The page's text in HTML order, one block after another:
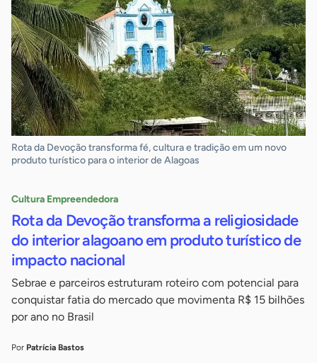
Rota da Devoção transforma fé, cultura e tradição em um novo
produto turístico para o interior de Alagoas
Cultura Empreendedora
Rota da Devoção transforma a religiosidade
do interior alagoano em produto turístico de
impacto nacional
Sebrae e parceiros estruturam roteiro com potencial para
conquistar fatia do mercado que movimenta R$ 15 bilhões
por ano no Brasil
Por Patrícia Bastos